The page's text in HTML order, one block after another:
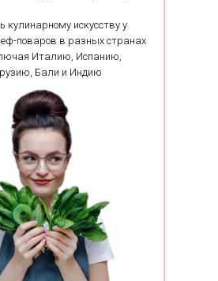
кулинарному искусству у
поваров в разных странах
Италию, Испанию,
Бали и Индию